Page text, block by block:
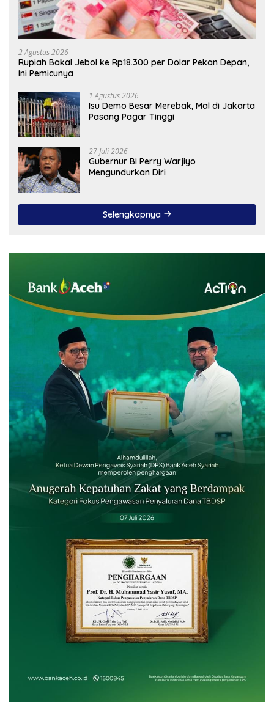
2 Agustus 2026
Rupiah Bakal Jebol ke Rp18.300 per Dolar Pekan Depan,
Ini Pemicunya
1 Agustus 2026
Isu Demo Besar Merebak, Mal di Jakarta
Pasang Pagar Tinggi
27 Juli 2026
Gubernur BI Perry Warjiyo
Mengundurkan Diri
Selengkapnya